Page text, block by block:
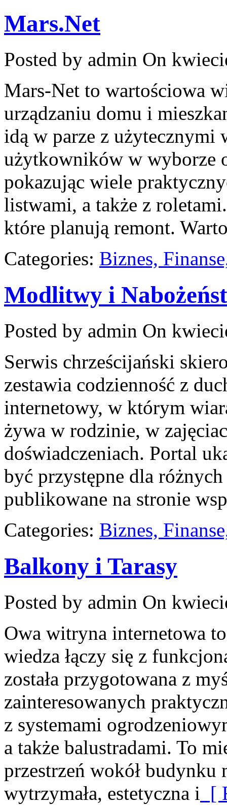
Mars.Net
Posted by admin On
Mars-Net to wartościowa
urządzaniu domu i
idą w parze z użytecznymi
użytkowników w wyborze
pokazując wiele
listwami, a także z
które planują remont.
Categories: Biznes,
Modlitwy i
Posted by admin On
Serwis chrześcijański
zestawia codzienność z
internetowy, w którym
żywa w rodzinie, w
doświadczeniach. Portal
być przystępne dla
publikowane na stronie
Categories: Biznes,
Balkony i Tarasy
Posted by admin On
Owa witryna internetowa
wiedza łączy się z
została przygotowana z
zainteresowanych
z systemami
a także balustradami. To
przestrzeń wokół budynku
wytrzymała, estetyczna i [